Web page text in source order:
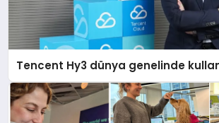
Tencent Hy3 dünya genelinde